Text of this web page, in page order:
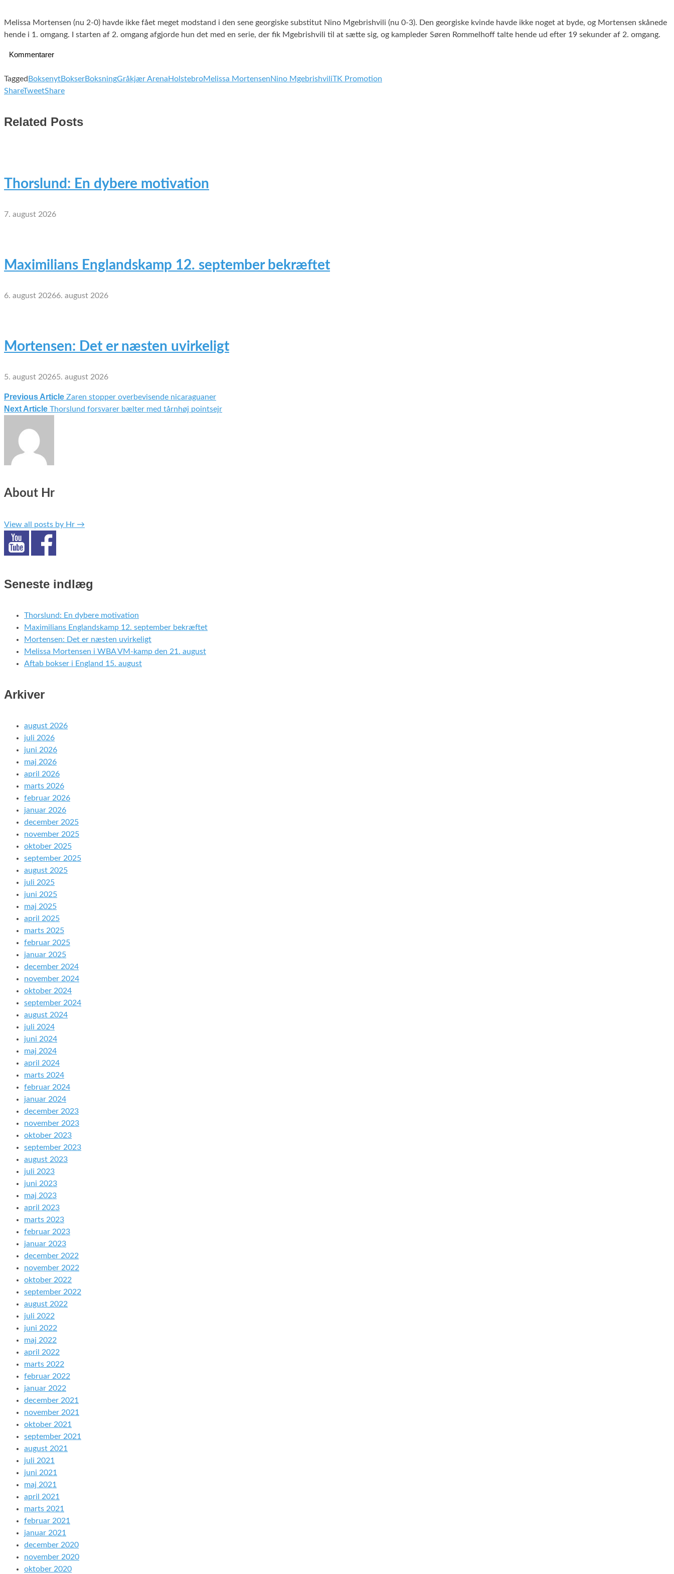
Melissa Mortensen (nu 2-0) havde ikke fået meget modstand i den sene georgiske substitut Nino Mgebrishvili (nu 0-3). Den georgiske kvinde havde ikke noget at byde, og Mortensen skånede
hende i 1. omgang. I starten af 2. omgang afgjorde hun det med en serie, der fik Mgebrishvili til at sætte sig, og kampleder Søren Rommelhoff talte hende ud efter 19 sekunder af 2. omgang.
Kommentarer
Tagged BoksenytBokserBoksningGråkjær Arena HolstebroMelissa MortensenNino MgebrishviliTK Promotion
ShareTweetShare
Related Posts
Thorslund: En dybere motivation
7. august 2026
Maximilians Englandskamp 12. september bekræftet
6. august 20266. august 2026
Mortensen: Det er næsten uvirkeligt
5. august 20265. august 2026
Indlægsnavigation
Previous Article Zaren stopper overbevisende nicaraguaner
Next Article Thorslund forsvarer bælter med tårnhøj pointsejr
About Hr
View all posts by Hr →
Seneste indlæg
Thorslund: En dybere motivation
Maximilians Englandskamp 12. september bekræftet
Mortensen: Det er næsten uvirkeligt
Melissa Mortensen i WBA VM-kamp den 21. august
Aftab bokser i England 15. august
Arkiver
august 2026
juli 2026
juni 2026
maj 2026
april 2026
marts 2026
februar 2026
januar 2026
december 2025
november 2025
oktober 2025
september 2025
august 2025
juli 2025
juni 2025
maj 2025
april 2025
marts 2025
februar 2025
januar 2025
december 2024
november 2024
oktober 2024
september 2024
august 2024
juli 2024
juni 2024
maj 2024
april 2024
marts 2024
februar 2024
januar 2024
december 2023
november 2023
oktober 2023
september 2023
august 2023
juli 2023
juni 2023
maj 2023
april 2023
marts 2023
februar 2023
januar 2023
december 2022
november 2022
oktober 2022
september 2022
august 2022
juli 2022
juni 2022
maj 2022
april 2022
marts 2022
februar 2022
januar 2022
december 2021
november 2021
oktober 2021
september 2021
august 2021
juli 2021
juni 2021
maj 2021
april 2021
marts 2021
februar 2021
januar 2021
december 2020
november 2020
oktober 2020